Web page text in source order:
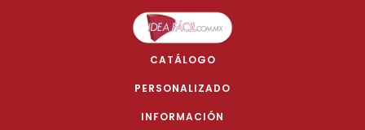
CATÁLOGO
PERSONALIZADO
INFORMACIÓN